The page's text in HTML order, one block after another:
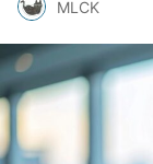
MLCK